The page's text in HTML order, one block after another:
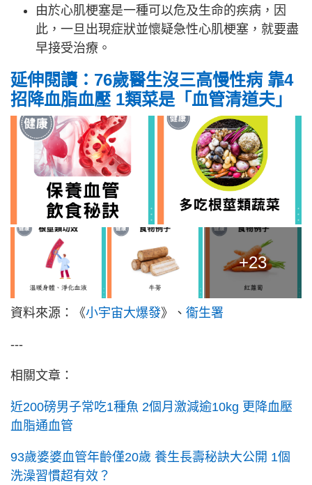
由於心肌梗塞是一種可以危及生命的疾病，因
此，一旦出現症狀並懷疑急性心肌梗塞，就要盡
早接受治療。
延伸閱讀：76歲醫生沒三高慢性病 靠4
招降血脂血壓 1類菜是「血管清道夫」
+23
資料來源：《小宇宙大爆發》、 衞生署
---
相關文章：
近200磅男子常吃1種魚 2個月激減逾10kg 更降血壓
血脂通血管
93歲婆婆血管年齡僅20歲 養生長壽秘訣大公開 1個
洗澡習慣超有效？